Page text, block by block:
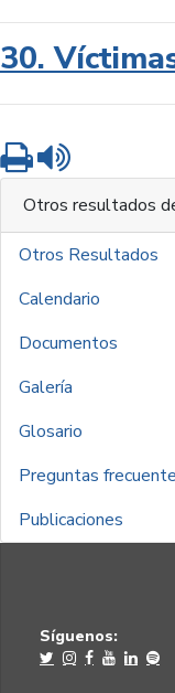
30.
Imprimir
Otros resultados
Otros Resultados
Calendario
Documentos
Galería
Glosario
Preguntas
Publicaciones
Síguenos: